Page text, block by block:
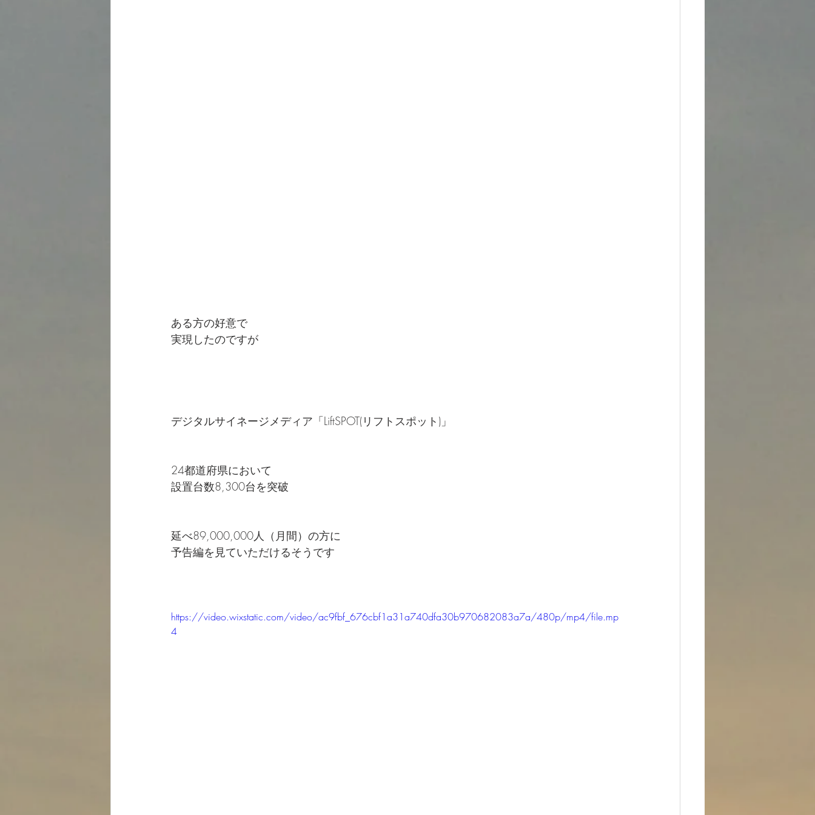
ある方の好意で
実現したのですが
デジタルサイネージメディア「LiftSPOT(リフトスポット)」
24都道府県において
設置台数8,300台を突破
延べ89,000,000人（月間）の方に
予告編を見ていただけるそうです
https://video.wixstatic.com/video/ac9fbf_676cbf1a31a740dfa30b970682083a7a/480p/mp4/file.mp
4